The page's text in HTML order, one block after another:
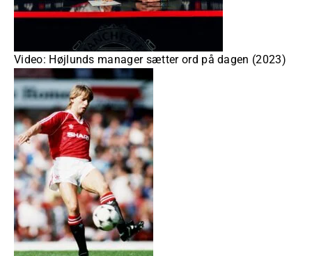
Video: Højlunds manager sætter ord på dagen (2023)